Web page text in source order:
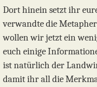
Dort hinein setzt ihr
verwandte die Metapher
wollen wir jetzt ein
euch einige
ist natürlich der
damit ihr all die